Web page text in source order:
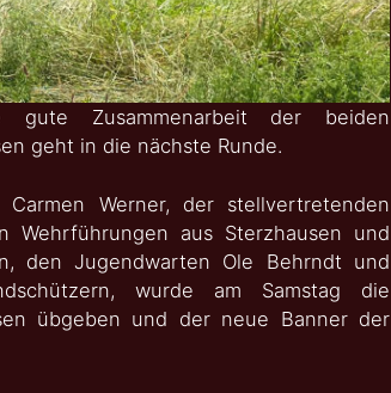
Zusammenarbeit der beiden
geht in die nächste Runde.
Werner, der stellvertretenden
Wehrführungen aus Sterzhausen und
den Jugendwarten Ole Behrndt und
wurde am Samstag die
übgeben und der neue Banner der